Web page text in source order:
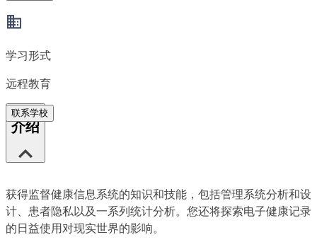
学习形式
远程教育
联系学校
介绍
获得监督健康信息系统的知识和技能，包括管理系统分析和设
计、患者隐私以及一系列统计分析。您还将探索电子健康记录
的日益使用对现实世界的影响。